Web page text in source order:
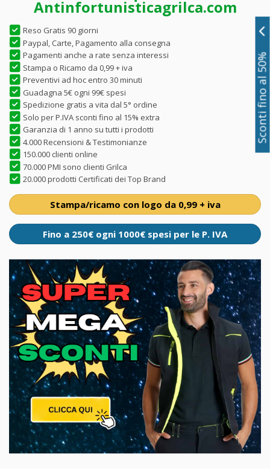
Antinfortunisticagrilca.com
Reso Gratis 90 giorni
Paypal, Carte, Pagamento alla consegna
Pagamenti anche a rate senza interessi
Stampa o Ricamo da 0,99 + iva
Preventivi ad hoc entro 30 minuti
Guadagna 5€ ogni 99€ spesi
Spedizione gratis a vita dal 5° ordine
Solo per P.IVA sconti fino al 15% extra
Garanzia di 1 anno su tutti i prodotti
4.000 Recensioni & Testimonianze
150.000 clienti online
70.000 PMI sono clienti Grilca
20.000 prodotti Certificati dei Top Brand
Stampa/ricamo con logo da 0,99 + iva
Fino a 250€ ogni 1000€ spesi per le P. IVA
Sconti fino al 50%